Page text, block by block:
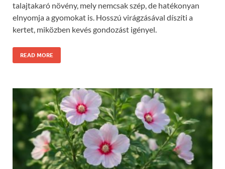
talajtakaró növény, mely nemcsak szép, de hatékonyan
elnyomja a gyomokat is. Hosszú virágzásával díszíti a
kertet, miközben kevés gondozást igényel.
READ MORE